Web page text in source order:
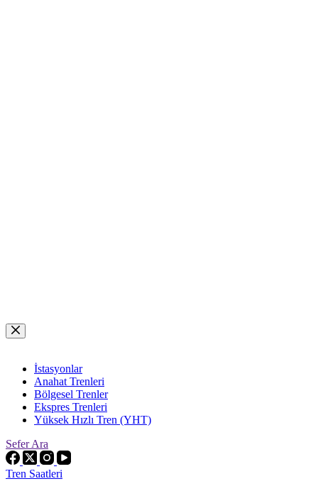
Skip
to
İstasyonlar
Anahat Trenleri
Bölgesel Trenler
Ekspres Trenleri
Yüksek Hızlı Tren (YHT)
Sefer Ara
Tren Saatleri